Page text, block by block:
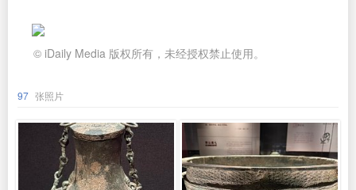
© iDaily Media 版权所有，未经授权禁止使用。
97 张照片